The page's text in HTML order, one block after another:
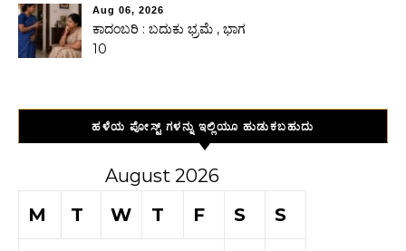
Aug 06, 2026
ಕಾದಂಬರಿ : ಬದುಕು ಭ್ರಮೆ , ಭಾಗ
10
ಹಳೆಯ ಪೋಸ್ಟ್ ಗಳನ್ನು ಇಲ್ಲಿಯೂ ಹುಡುಕಬಹುದು
August 2026
M
T W T F S S